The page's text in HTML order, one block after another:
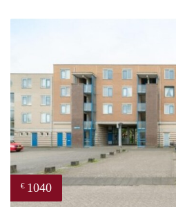
€ 1040